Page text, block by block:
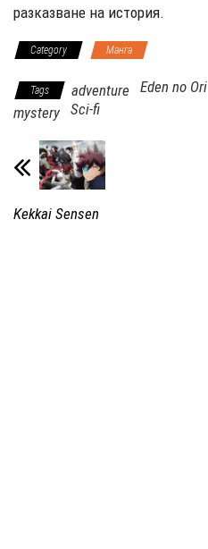
разказване на история.
Category Манга
Tags adventure Eden no Ori
mystery Sci-fi
Kekkai Sensen